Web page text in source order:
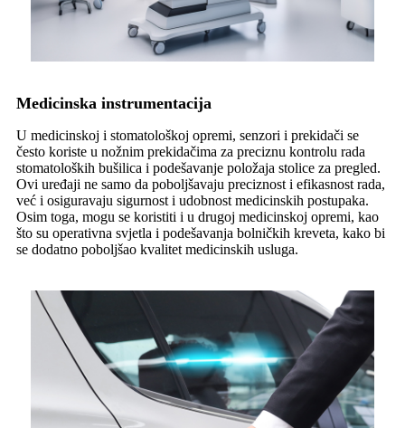
Medicinska instrumentacija
U medicinskoj i stomatološkoj opremi, senzori i prekidači se
često koriste u nožnim prekidačima za preciznu kontrolu rada
stomatoloških bušilica i podešavanje položaja stolice za pregled.
Ovi uređaji ne samo da poboljšavaju preciznost i efikasnost rada,
već i osiguravaju sigurnost i udobnost medicinskih postupaka.
Osim toga, mogu se koristiti i u drugoj medicinskoj opremi, kao
što su operativna svjetla i podešavanja bolničkih kreveta, kako bi
se dodatno poboljšao kvalitet medicinskih usluga.